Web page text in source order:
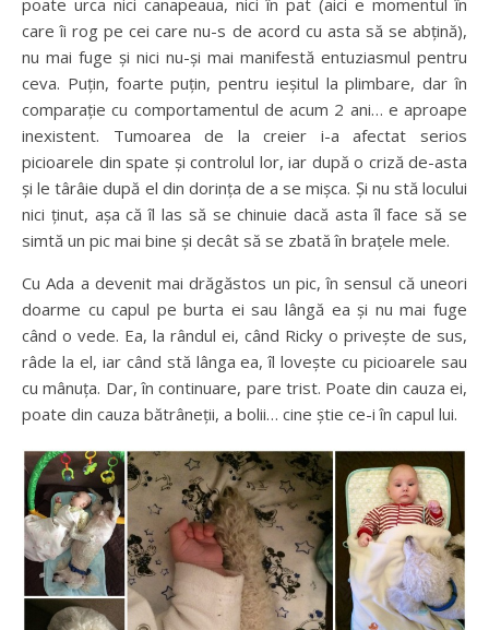
poate urca nici canapeaua, nici în pat (aici e momentul în
care îi rog pe cei care nu-s de acord cu asta să se abțină),
nu mai fuge și nici nu-și mai manifestă entuziasmul pentru
ceva. Puțin, foarte puțin, pentru ieșitul la plimbare, dar în
comparație cu comportamentul de acum 2 ani… e aproape
inexistent. Tumoarea de la creier i-a afectat serios
picioarele din spate și controlul lor, iar după o criză de-asta
și le târâie după el din dorința de a se mișca. Și nu stă locului
nici ținut, așa că îl las să se chinuie dacă asta îl face să se
simtă un pic mai bine și decât să se zbată în brațele mele.
Cu Ada a devenit mai drăgăstos un pic, în sensul că uneori
doarme cu capul pe burta ei sau lângă ea și nu mai fuge
când o vede. Ea, la rândul ei, când Ricky o privește de sus,
râde la el, iar când stă lânga ea, îl lovește cu picioarele sau
cu mânuța. Dar, în continuare, pare trist. Poate din cauza ei,
poate din cauza bătrâneții, a bolii… cine știe ce-i în capul lui.